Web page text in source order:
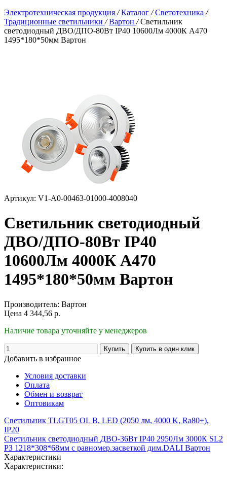
Электротехническая продукция / Каталог / Светотехника /
Традиционные светильники / Вартон / Светильник
светодиодный ДВО/ДПО-80Вт IP40 10600Лм 4000К A470
1495*180*50мм Вартон
Артикул: V1-A0-00463-01000-4008040
Светильник светодиодный
ДВО/ДПО-80Вт IP40
10600Лм 4000К A470
1495*180*50мм Вартон
Производитель: Вартон
Цена 4 344,56 р.
Наличие товара уточняйте у менеджеров
Добавить в избранное
Условия доставки
Оплата
Обмен и возврат
Оптовикам
Светильник TLGT05 OL B, LED (2050 лм, 4000 K, Ra80+),
IP20
Светильник светодиодный ДВО-36Вт IP40 2950Лм 3000К SL2
РЗ 1218*308*68мм с равномер.засветкой дим.DALI Вартон
Характеристики
Характеристики: